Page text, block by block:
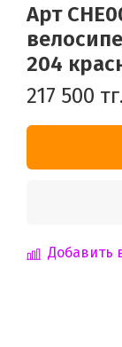
Арт
204
217 500 тг.
Добавить